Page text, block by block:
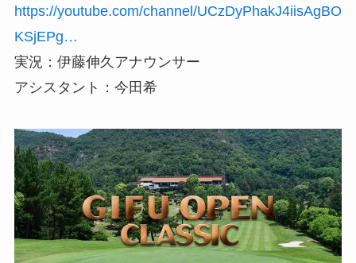
https://youtube.com/channel/UCzDyPhakJ4iisAgBO
KSjEPg…
実況：伊藤伸久アナウンサー
アシスタント：今田希